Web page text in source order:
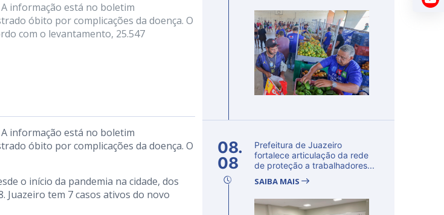
informação está no boletim
óbito por complicações da doença. O
com o levantamento, 25.547
informação está no boletim
óbito por complicações da doença. O
o início da pandemia na cidade, dos
Juazeiro tem 7 casos ativos do novo
08.
08
Prefeitura de Juazeiro
fortalece articulação da rede
de proteção a trabalhadores...
SAIBA MAIS